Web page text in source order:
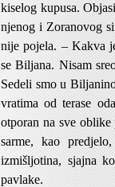
kiselog kupusa.
njenog i Zoranovog
nije pojela. – Kakva
se Biljana. Nisam
Sedeli smo u
vratima od terase
otporan na sve oblike
sarme, kao
izmišljotina, sjajna
pavlake.